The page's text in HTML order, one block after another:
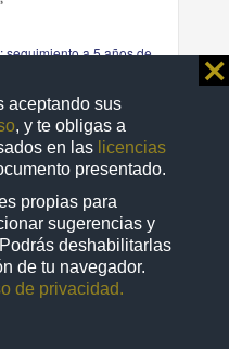
aceptando sus
, y te obligas a
en las licencias
presentado.
propias para
sugerencias y
deshabilitarlas
de tu navegador.
de privacidad.
⨯
seguimiento a 5 años de
marzo del 2008 a marzo
a 5 años de las glomerulopatias por
share